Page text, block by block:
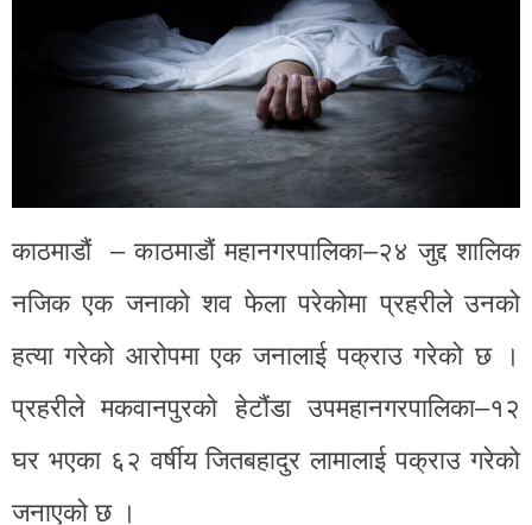
काठमाडौं – काठमाडौं महानगरपालिका–२४ जुद्द शालिक
नजिक एक जनाको शव फेला परेकोमा प्रहरीले उनको
हत्या गरेको आरोपमा एक जनालाई पक्राउ गरेको छ ।
प्रहरीले मकवानपुरको हेटौंडा उपमहानगरपालिका–१२
घर भएका ६२ वर्षीय जितबहादुर लामालाई पक्राउ गरेको
जनाएको छ ।